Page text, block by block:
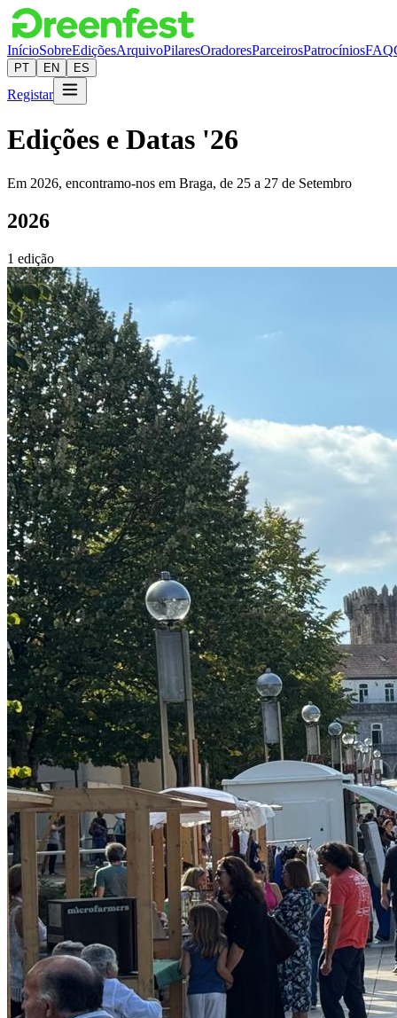
InícioSobreEdiçõesArquivoPilaresOradoresParceirosPatrocíniosFAQ
PT EN ES
Registar
Edições e Datas '26
Em 2026, encontramo-nos em Braga, de 25 a 27 de Setembro
2026
1 edição